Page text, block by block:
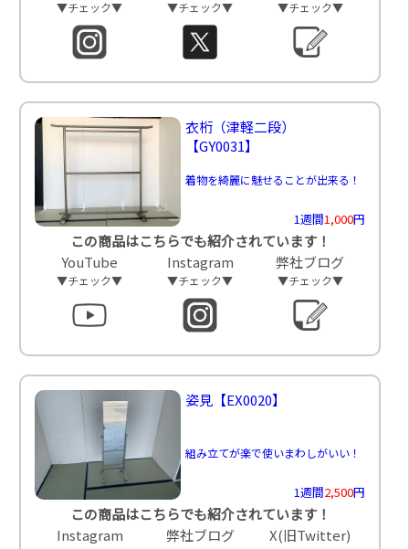
▼チェック▼ ▼チェック▼ ▼チェック▼
衣桁（津軽二段）
【GY0031】
着物を綺麗に魅せることが出来る！
1週間1,000円
この商品はこちらでも紹介されています！
YouTube
▼チェック▼
Instagram
▼チェック▼
弊社ブログ
▼チェック▼
姿見 【EX0020】
組み立てが楽で使いまわしがいい！
1週間2,500円
この商品はこちらでも紹介されています！
Instagram
弊社ブログ X(旧Twitter)